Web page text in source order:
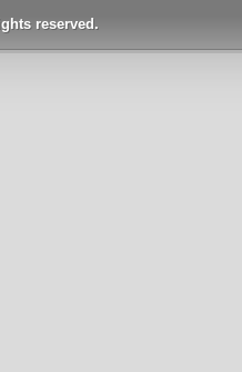
reserved.